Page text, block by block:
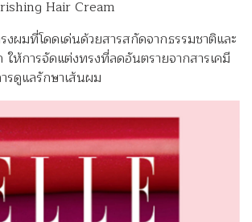
Hair Cream
ผมที่โดดเด่นด้วยสารสกัดจากธรรมชาติและ
ห้การจัดแต่งทรงที่ลดอันตรายจากสารเคมี
รดูแลรักษาเส้นผม